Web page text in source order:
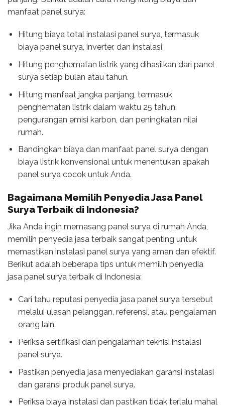
manfaat panel surya:
Hitung biaya total instalasi panel surya, termasuk
biaya panel surya, inverter, dan instalasi.
Hitung penghematan listrik yang dihasilkan dari panel
surya setiap bulan atau tahun.
Hitung manfaat jangka panjang, termasuk
penghematan listrik dalam waktu 25 tahun,
pengurangan emisi karbon, dan peningkatan nilai
rumah.
Bandingkan biaya dan manfaat panel surya dengan
biaya listrik konvensional untuk menentukan apakah
panel surya cocok untuk Anda.
Bagaimana Memilih Penyedia Jasa Panel
Surya Terbaik di Indonesia?
Jika Anda ingin memasang panel surya di rumah Anda,
memilih penyedia jasa terbaik sangat penting untuk
memastikan instalasi panel surya yang aman dan efektif.
Berikut adalah beberapa tips untuk memilih penyedia
jasa panel surya terbaik di Indonesia:
Cari tahu reputasi penyedia jasa panel surya tersebut
melalui ulasan pelanggan, referensi, atau pengalaman
orang lain.
Periksa sertifikasi dan pengalaman teknisi instalasi
panel surya.
Pastikan penyedia jasa menyediakan garansi instalasi
dan garansi produk panel surya.
Periksa biaya instalasi dan pastikan tidak terlalu mahal